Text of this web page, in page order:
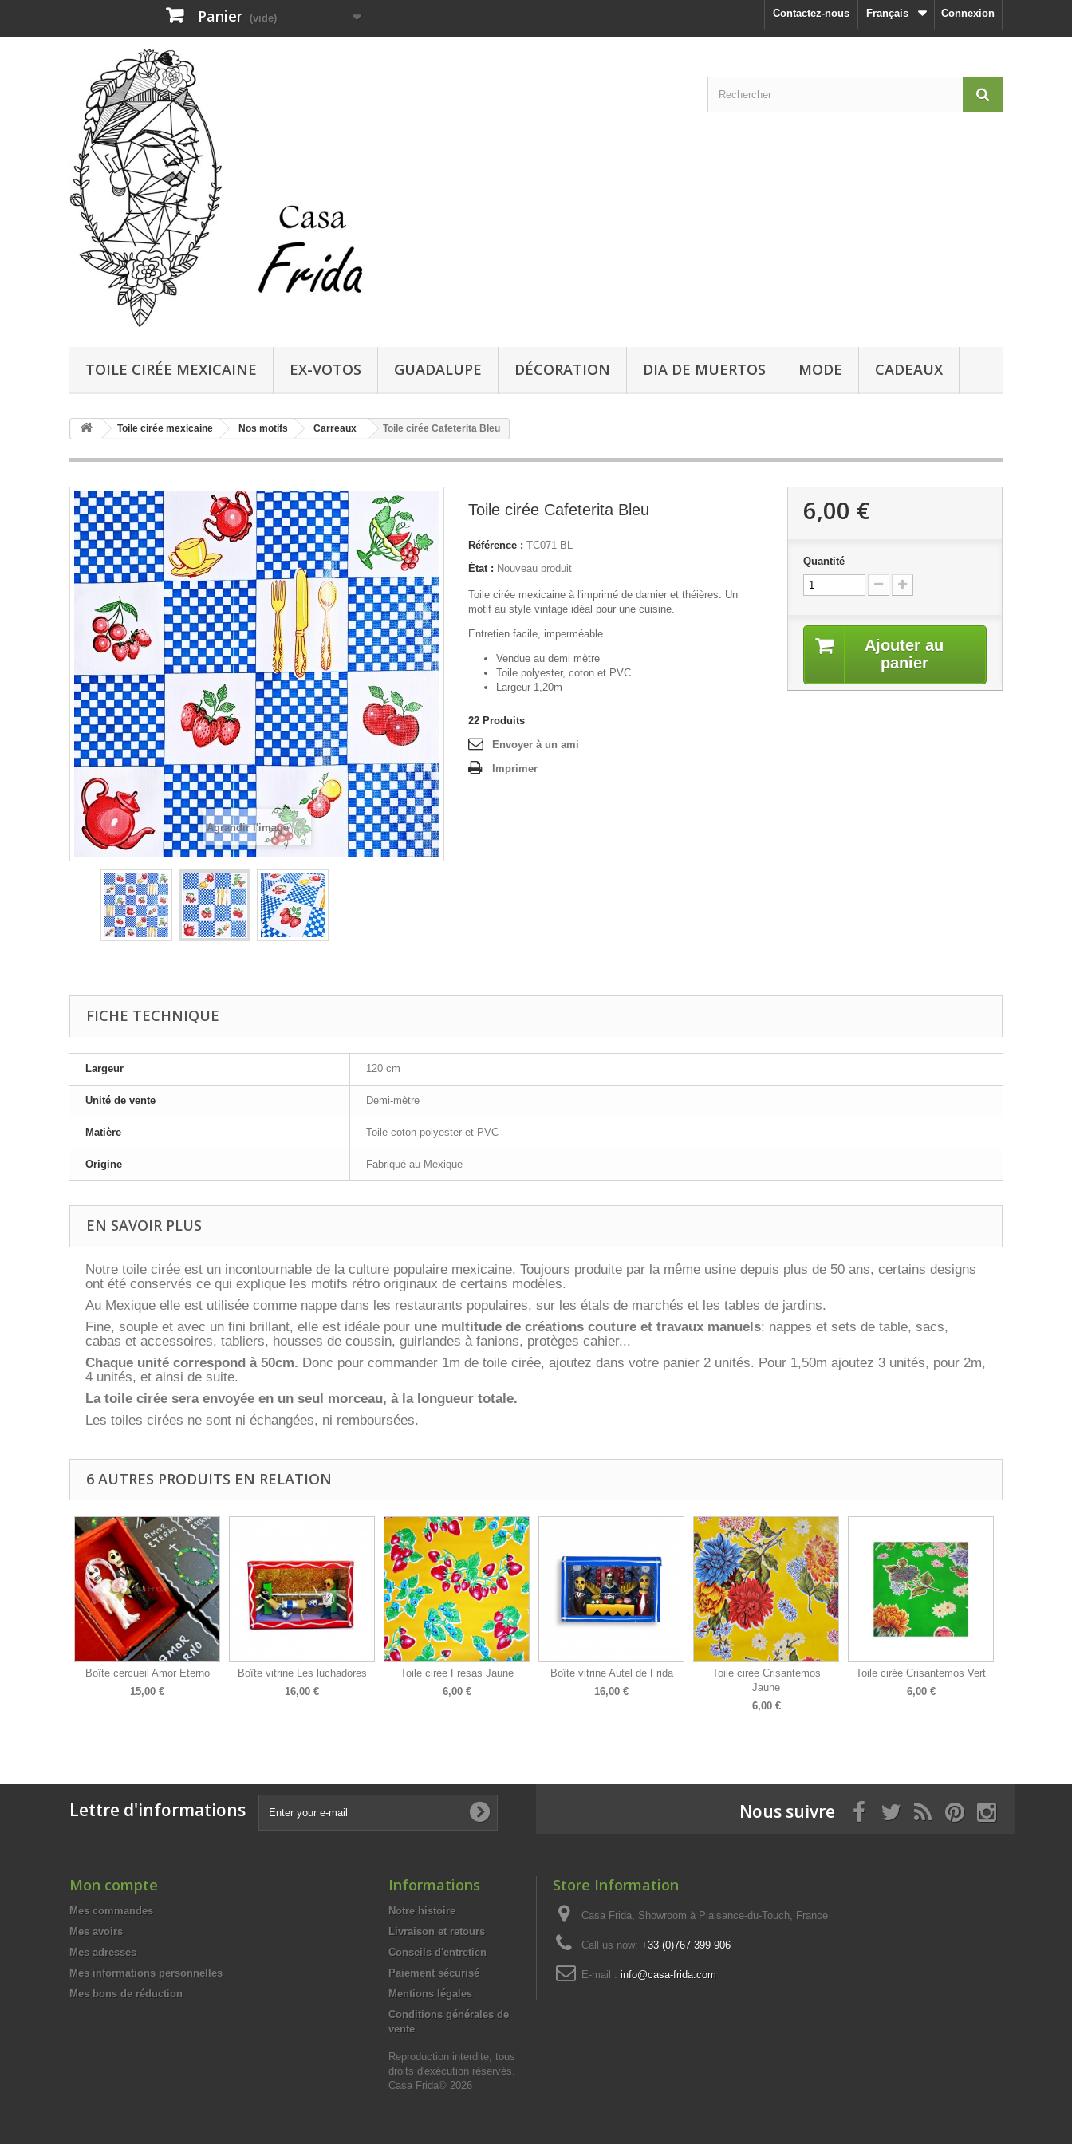
Connexion
Français
Contactez-nous
Panier (vide)
TOILE CIRÉE MEXICAINE EX-VOTOS GUADALUPE DÉCORATION DIA DE MUERTOS MODE CADEAUX
Toile cirée mexicaine Nos motifs Carreaux Toile cirée Cafeterita Bleu
Agrandir l'image
Toile cirée Cafeterita Bleu
Référence : TC071-BL
État : Nouveau produit
Toile cirée mexicaine à l'imprimé de damier et théières. Un
motif au style vintage idéal pour une cuisine.
Entretien facile, imperméable.
Vendue au demi mètre
Toile polyester, coton et PVC
Largeur 1,20m
22 Produits
Envoyer à un ami
Imprimer
6,00 €
Quantité
Ajouter au
panier
FICHE TECHNIQUE
Largeur 120 cm
Unité de vente Demi-mètre
Matière Toile coton-polyester et PVC
Origine Fabriqué au Mexique
EN SAVOIR PLUS
Notre toile cirée est un incontournable de la culture populaire mexicaine. Toujours produite par la même usine depuis plus de 50 ans, certains designs
ont été conservés ce qui explique les motifs rétro originaux de certains modèles.
Au Mexique elle est utilisée comme nappe dans les restaurants populaires, sur les étals de marchés et les tables de jardins.
Fine, souple et avec un fini brillant, elle est idéale pour une multitude de créations couture et travaux manuels: nappes et sets de table, sacs,
cabas et accessoires, tabliers, housses de coussin, guirlandes à fanions, protèges cahier...
Chaque unité correspond à 50cm. Donc pour commander 1m de toile cirée, ajoutez dans votre panier 2 unités. Pour 1,50m ajoutez 3 unités, pour 2m,
4 unités, et ainsi de suite.
La toile cirée sera envoyée en un seul morceau, à la longueur totale.
Les toiles cirées ne sont ni échangées, ni remboursées.
6 AUTRES PRODUITS EN RELATION
Boîte cercueil Amor Eterno
15,00 €
Boîte vitrine Les luchadores
16,00 €
Toile cirée Fresas Jaune
6,00 €
Boîte vitrine Autel de Frida
16,00 €
Toile cirée Crisantemos
Jaune
6,00 €
Toile cirée Crisantemos Vert
6,00 €
Lettre d'informations Nous suivre
Mon compte
Mes commandes
Mes avoirs
Mes adresses
Mes informations personnelles
Mes bons de réduction
Informations
Notre histoire
Livraison et retours
Conseils d'entretien
Paiement sécurisé
Mentions légales
Conditions générales de
vente
Reproduction interdite, tous
droits d'exécution réservés.
Casa Frida© 2026
Store Information
Casa Frida, Showroom à Plaisance-du-Touch, France
Call us now: +33 (0)767 399 906
E-mail : info@casa-frida.com